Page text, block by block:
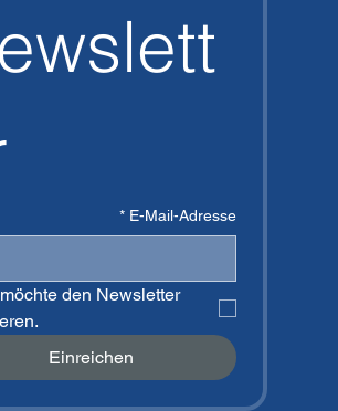
E-Mail-Adresse
*
den Newsletter
Einreichen